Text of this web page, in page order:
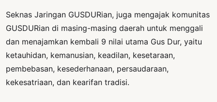
Seknas Jaringan GUSDURian, juga mengajak komunitas
GUSDURian di masing-masing daerah untuk menggali
dan menajamkan kembali 9 nilai utama Gus Dur, yaitu
ketauhidan, kemanusian, keadilan, kesetaraan,
pembebasan, kesederhanaan, persaudaraan,
kekesatriaan, dan kearifan tradisi.